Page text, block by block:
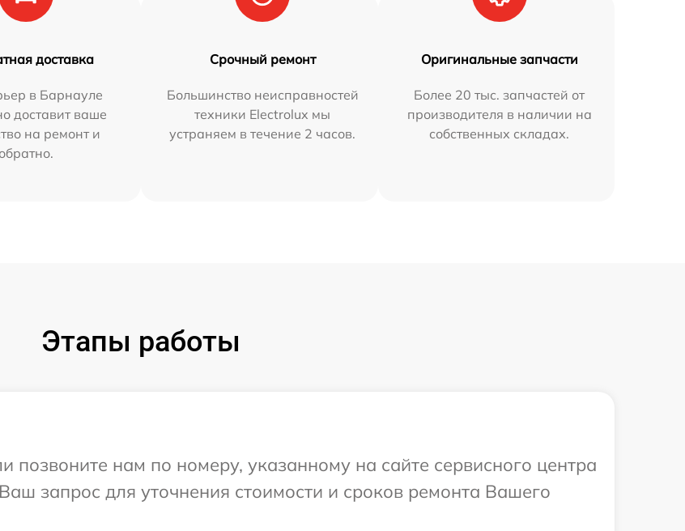
доставка
в Барнауле
доставит ваше
на ремонт и
обратно.
Срочный ремонт
Большинство неисправностей
техники Electrolux мы
устраняем в течение 2 часов.
Оригинальные запчасти
Более 20 тыс. запчастей от
производителя в наличии на
собственных складах.
Этапы работы
позвоните нам по номеру, указанному на сайте сервисного центра
запрос для уточнения стоимости и сроков ремонта Вашего